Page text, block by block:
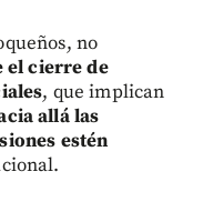
no
el cierre de
, que implican
allá las
estén